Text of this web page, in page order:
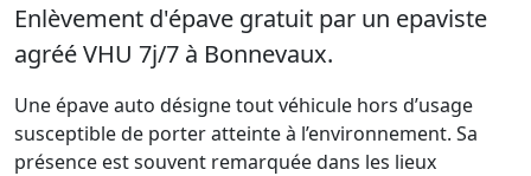
Enlèvement d'épave gratuit par un epaviste
agréé VHU 7j/7 à Bonnevaux.
Une épave auto désigne tout véhicule hors d’usage
susceptible de porter atteinte à l’environnement. Sa
présence est souvent remarquée dans les lieux